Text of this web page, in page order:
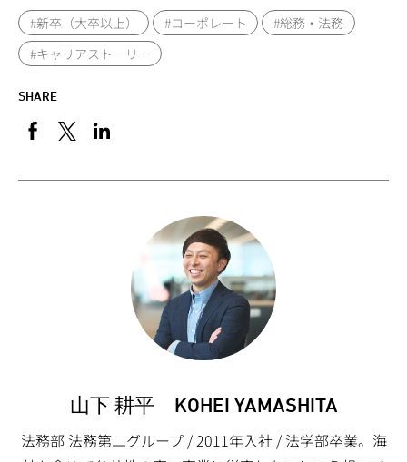
SHARE
#新卒（大卒以上） #コーポレート
#総務・法務
#キャリアストーリー
山下 耕平 KOHEI YAMASHITA
法務部 法務第二グループ / 2011年入社 / 法学部卒業。海